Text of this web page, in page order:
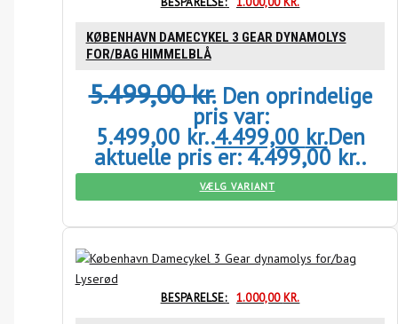
KØBENHAVN DAMECYKEL 3 GEAR DYNAMOLYS
FOR/BAG HIMMELBLÅ
5.499,00kr. Den oprindelige
pris var:
5.499,00 kr..4.499,00 kr.Den
aktuelle pris er: 4.499,00 kr..
VÆLG VARIANT
BESPARELSE: 1.000,00 KR.